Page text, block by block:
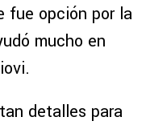
fue opción por la
mucho en
detalles para